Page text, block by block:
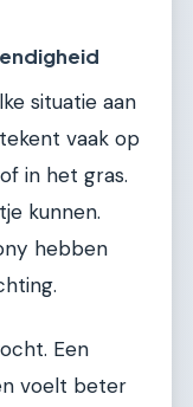
situatie aan
vaak op
in het gras.
kunnen.
hebben
Een
voelt beter